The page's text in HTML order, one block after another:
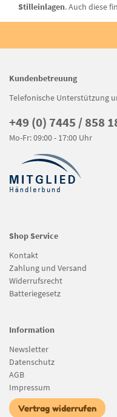
Stilleinlagen. Auch diese
Kundenbetreuung
Telefonische Unterstützung
+49 (0) 7445 / 858
Mo-Fr: 09:00 - 17:00 Uhr
Shop Service
Kontakt
Zahlung und Versand
Widerrufsrecht
Batteriegesetz
Information
Newsletter
Datenschutz
AGB
Impressum
Vertrag widerrufen